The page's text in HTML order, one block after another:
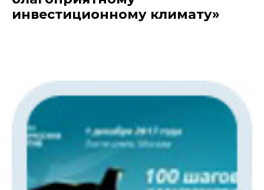
инвестиционному климату»